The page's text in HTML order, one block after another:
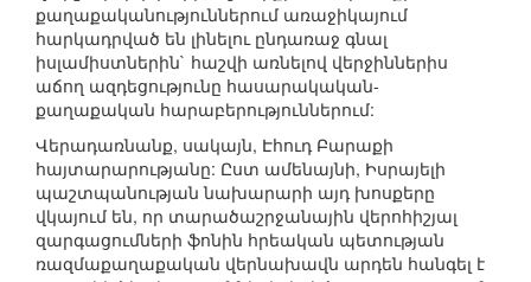
քաղաքականություններում առաջիկայում
հարկադրված են լինելու ընդառաջ գնալ
իսլամիստներին` հաշվի առնելով վերջիններիս
աճող ազդեցությունը հասարակական-
քաղաքական հարաբերություններում:
Վերադառնանք, սակայն, Էհուդ Բարաքի
հայտարարությանը: Ըստ ամենայնի, Իսրայելի
պաշտպանության նախարարի այդ խոսքերը
վկայում են, որ տարածաշրջանային վերոհիշյալ
զարգացումների ֆոնին հրեական պետության
ռազմաքաղաքական վերնախավն արդեն հանգել է